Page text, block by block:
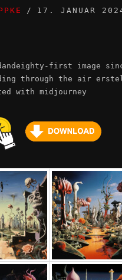
17. JANUAR
first image
through the air
with midjourney